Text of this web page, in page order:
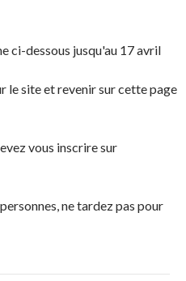
ci-dessous jusqu'au 17 avril
le site et revenir sur cette page
vous inscrire sur
ne tardez pas pour